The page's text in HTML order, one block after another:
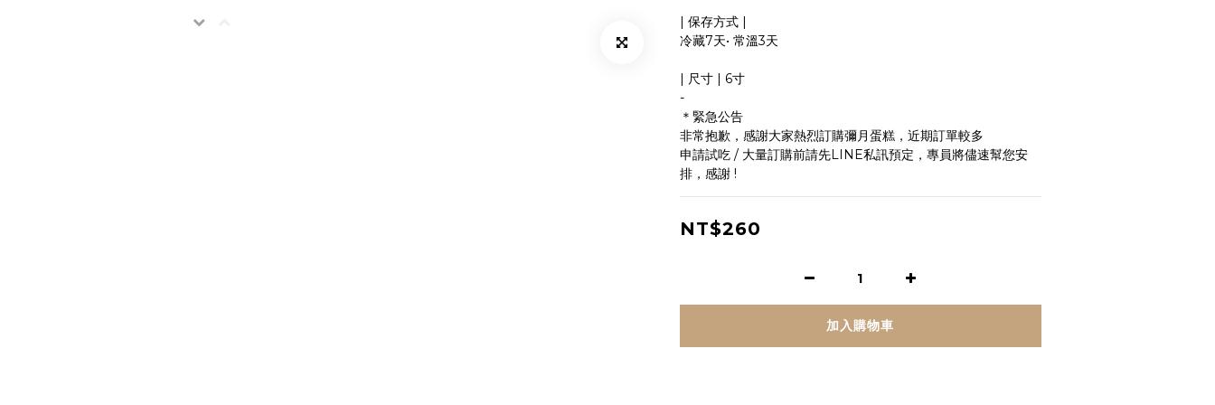
| 保存方式 |
冷藏7天• 常溫3天
| 尺寸 | 6寸
-
＊緊急公告
非常抱歉，感謝大家熱烈訂購彌月蛋糕，近期訂單較多
申請試吃 / 大量訂購前請先LINE私訊預定，專員將儘速幫您安
排，感謝 !
NT$260
加入購物車